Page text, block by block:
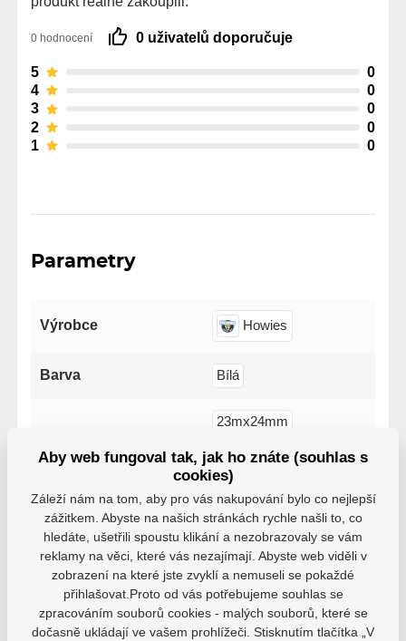
0 hodnocení 0 uživatelů doporučuje
5
0
4
0
3
0
2
0
1
0
Parametry
Výrobce Howies
Barva Bílá
23mx24mm
14mx36mm
Varianty
bílá, 23mx24mm, HS23
EAN: 1700000129747
Aby web fungoval tak, jak ho znáte (souhlas s
cookies)
Záleží nám na tom, aby pro vás nakupování bylo co nejlepší
zážitkem. Abyste na našich stránkách rychle našli to, co
hledáte, ušetřili spoustu klikání a nezobrazovaly se vám
reklamy na věci, které vás nezajímají. Abyste web viděli v
zobrazení na které jste zvyklí a nemuseli se pokaždé
přihlašovat.Proto od vás potřebujeme souhlas se
zpracováním souborů cookies - malých souborů, které se
dočasně ukládají ve vašem prohlížeči. Stisknutím tlačítka „V